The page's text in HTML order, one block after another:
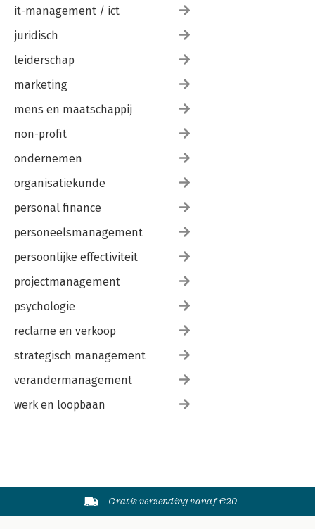
it-management / ict
juridisch
leiderschap
marketing
mens en maatschappij
non-profit
ondernemen
organisatiekunde
personal finance
personeelsmanagement
persoonlijke effectiviteit
projectmanagement
psychologie
reclame en verkoop
strategisch management
verandermanagement
werk en loopbaan
Gratis verzending vanaf €20